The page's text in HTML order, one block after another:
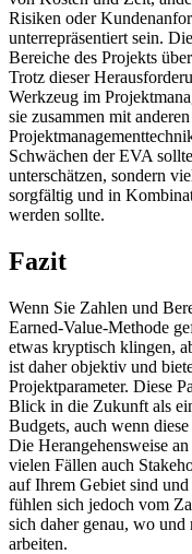
Risiken oder
unterrepräsentiert sein.
Bereiche des Projekts
Trotz dieser
Werkzeug im
sie zusammen mit
Schwächen der EVA
unterschätzen, sondern
sorgfältig und in
werden sollte.
Fazit
Wenn Sie Zahlen und
Earned-Value-Methode
etwas kryptisch klingen,
ist daher objektiv und
Projektparameter. Diese
Blick in die Zukunft als
Budgets, auch wenn
Die Herangehensweise
vielen Fällen auch
auf Ihrem Gebiet sind
fühlen sich jedoch vom
sich daher genau, wo
arbeiten.